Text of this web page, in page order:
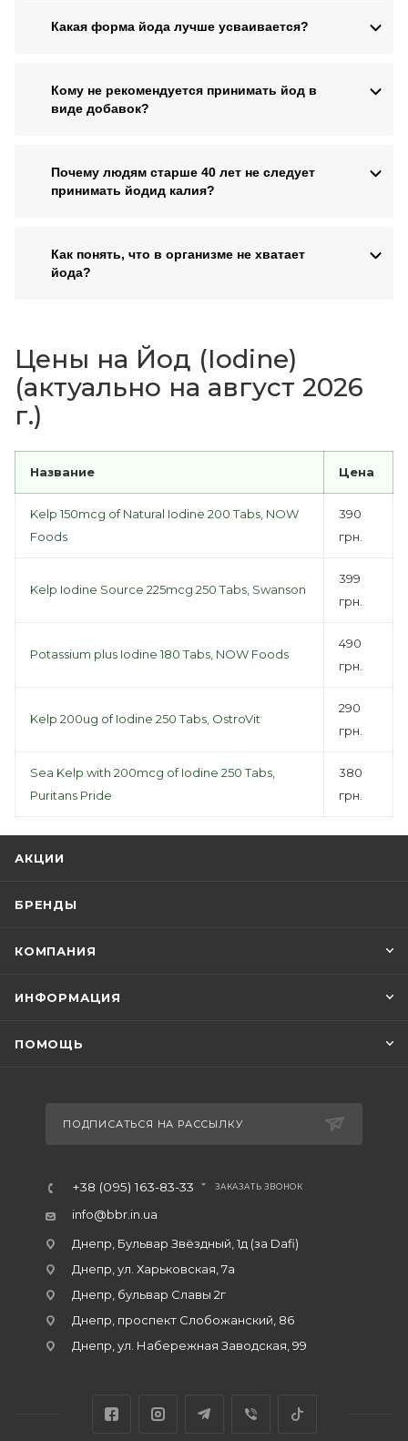
Какая форма йода лучше усваивается?
Кому не рекомендуется принимать йод в
виде добавок?
Почему людям старше 40 лет не следует
принимать йодид калия?
Как понять, что в организме не хватает
йода?
Цены на Йод (Iodine)
(актуально на август 2026
г.)
Название Цена
Kelp 150mcg of Natural Iodine 200 Tabs, NOW
Foods
390
грн.
Kelp Iodine Source 225mcg 250 Tabs, Swanson
399
грн.
Potassium plus Iodine 180 Tabs, NOW Foods
490
грн.
Kelp 200ug of Iodine 250 Tabs, OstroVit
290
грн.
Sea Kelp with 200mcg of Iodine 250 Tabs,
Puritans Pride
380
грн.
АКЦИИ
БРЕНДЫ
КОМПАНИЯ
ИНФОРМАЦИЯ
ПОМОЩЬ
ПОДПИСАТЬСЯ НА РАССЫЛКУ
+38 (095) 163-83-33 ЗАКАЗАТЬ ЗВОНОК
info@bbr.in.ua
Днепр, Бульвар Звёздный, 1д (за Dafi)
Днепр, ул. Харьковская, 7а
Днепр, бульвар Славы 2г
Днепр, проспект Слобожанский, 86
Днепр, ул. Набережная Заводская, 99